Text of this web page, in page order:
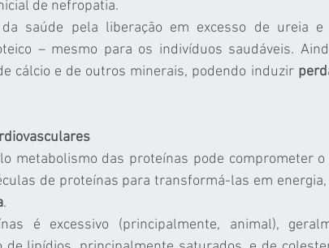
de nefropatia.
saúde pela liberação em excesso de ureia e
– mesmo para os indivíduos saudáveis.
cálcio e de outros minerais, podendo induzir
metabolismo das proteínas pode comprometer
.
é excessivo (principalmente, animal),